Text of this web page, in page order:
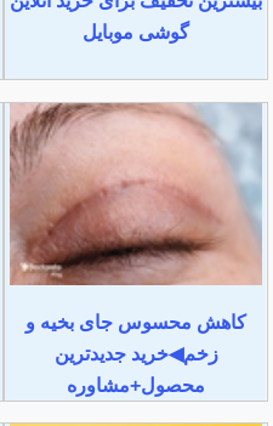
گوشی موبایل
کاهش محسوس جای بخیه و
زخم◀خرید جدیدترین
محصول+مشاوره